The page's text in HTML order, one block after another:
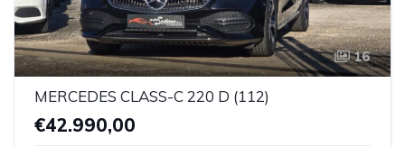
16
MERCEDES CLASS-C 220 D (112)
€42.990,00